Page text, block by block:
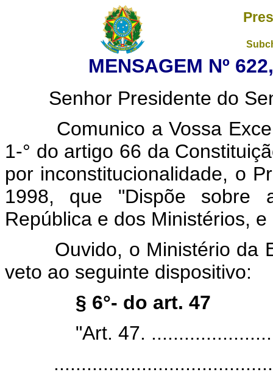
MENSAGEM Nº
Senhor Presidente do
Comunico a Vossa
1-° do artigo 66 da
por inconstitucionalidade, o
1998, que "Dispõe sobre
República e dos Ministérios,
Ouvido, o Ministério da
veto ao seguinte dispositivo:
§ 6°- do art. 47
"Art. 47.